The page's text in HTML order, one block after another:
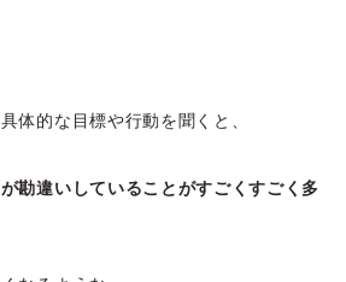
体的な目標や行動を聞くと、
勘違いしていることがすごくすごく多